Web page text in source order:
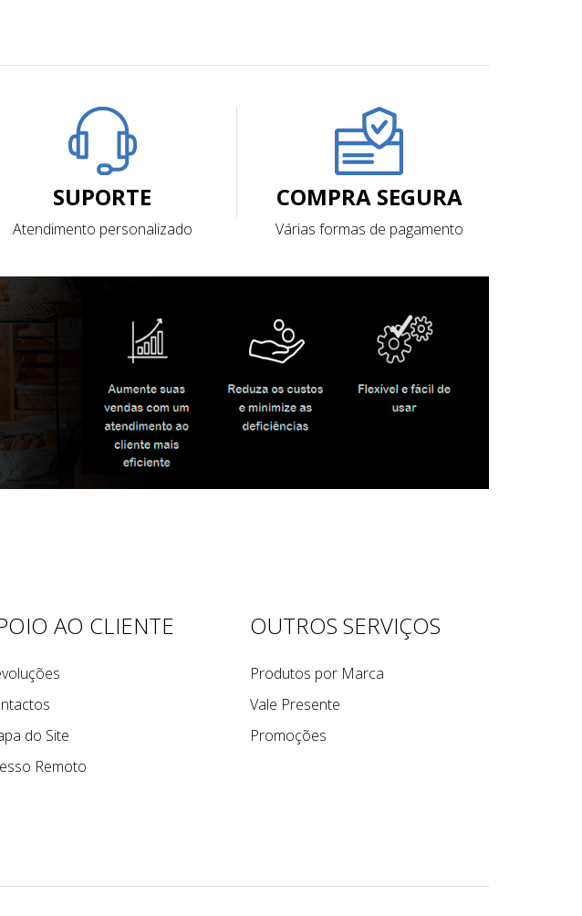
SUPORTE
Atendimento personalizado
COMPRA SEGURA
Várias formas de pagamento
AO CLIENTE
do Site
Remoto
OUTROS SERVIÇOS
Produtos por Marca
Vale Presente
Promoções